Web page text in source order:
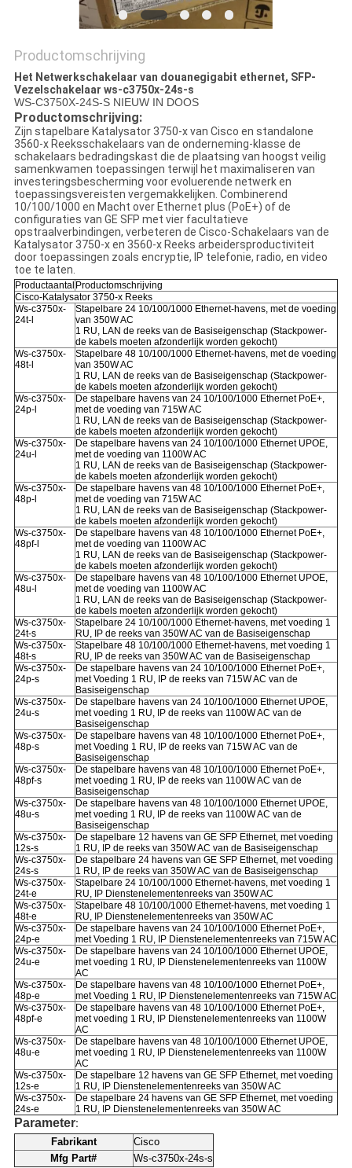
Productomschrijving
Het Netwerkschakelaar van douanegigabit ethernet, SFP-
Vezelschakelaar ws-c3750x-24s-s
WS-C3750X-24S-S NIEUW IN DOOS
Productomschrijving:
Zijn stapelbare Katalysator 3750-x van Cisco en standalone
3560-x Reeksschakelaars van de onderneming-klasse de
schakelaars bedradingskast die de plaatsing van hoogst veilig
samenkwamen toepassingen terwijl het maximaliseren van
investeringsbescherming voor evoluerende netwerk en
toepassingsvereisten vergemakkelijken. Combinerend
10/100/1000 en Macht over Ethernet plus (PoE+) of de
configuraties van GE SFP met vier facultatieve
opstraalverbindingen, verbeteren de Cisco-Schakelaars van de
Katalysator 3750-x en 3560-x Reeks arbeidersproductiviteit
door toepassingen zoals encryptie, IP telefonie, radio, en video
toe te laten.
Productaantal Productomschrijving
Cisco-Katalysator 3750-x Reeks
Ws-c3750x-
24t-l
Stapelbare 24 10/100/1000 Ethernet-havens, met de voeding
van 350W AC
1 RU, LAN de reeks van de Basiseigenschap (Stackpower-
de kabels moeten afzonderlijk worden gekocht)
Ws-c3750x-
48t-l
Stapelbare 48 10/100/1000 Ethernet-havens, met de voeding
van 350W AC
1 RU, LAN de reeks van de Basiseigenschap (Stackpower-
de kabels moeten afzonderlijk worden gekocht)
Ws-c3750x-
24p-l
De stapelbare havens van 24 10/100/1000 Ethernet PoE+,
met de voeding van 715W AC
1 RU, LAN de reeks van de Basiseigenschap (Stackpower-
de kabels moeten afzonderlijk worden gekocht)
Ws-c3750x-
24u-l
De stapelbare havens van 24 10/100/1000 Ethernet UPOE,
met de voeding van 1100W AC
1 RU, LAN de reeks van de Basiseigenschap (Stackpower-
de kabels moeten afzonderlijk worden gekocht)
Ws-c3750x-
48p-l
De stapelbare havens van 48 10/100/1000 Ethernet PoE+,
met de voeding van 715W AC
1 RU, LAN de reeks van de Basiseigenschap (Stackpower-
de kabels moeten afzonderlijk worden gekocht)
Ws-c3750x-
48pf-l
De stapelbare havens van 48 10/100/1000 Ethernet PoE+,
met de voeding van 1100W AC
1 RU, LAN de reeks van de Basiseigenschap (Stackpower-
de kabels moeten afzonderlijk worden gekocht)
Ws-c3750x-
48u-l
De stapelbare havens van 48 10/100/1000 Ethernet UPOE,
met de voeding van 1100W AC
1 RU, LAN de reeks van de Basiseigenschap (Stackpower-
de kabels moeten afzonderlijk worden gekocht)
Ws-c3750x-
24t-s
Stapelbare 24 10/100/1000 Ethernet-havens, met voeding 1
RU, IP de reeks van 350W AC van de Basiseigenschap
Ws-c3750x-
48t-s
Stapelbare 48 10/100/1000 Ethernet-havens, met voeding 1
RU, IP de reeks van 350W AC van de Basiseigenschap
Ws-c3750x-
24p-s
De stapelbare havens van 24 10/100/1000 Ethernet PoE+,
met Voeding 1 RU, IP de reeks van 715W AC van de
Basiseigenschap
Ws-c3750x-
24u-s
De stapelbare havens van 24 10/100/1000 Ethernet UPOE,
met voeding 1 RU, IP de reeks van 1100W AC van de
Basiseigenschap
Ws-c3750x-
48p-s
De stapelbare havens van 48 10/100/1000 Ethernet PoE+,
met Voeding 1 RU, IP de reeks van 715W AC van de
Basiseigenschap
Ws-c3750x-
48pf-s
De stapelbare havens van 48 10/100/1000 Ethernet PoE+,
met voeding 1 RU, IP de reeks van 1100W AC van de
Basiseigenschap
Ws-c3750x-
48u-s
De stapelbare havens van 48 10/100/1000 Ethernet UPOE,
met voeding 1 RU, IP de reeks van 1100W AC van de
Basiseigenschap
Ws-c3750x-
12s-s
De stapelbare 12 havens van GE SFP Ethernet, met voeding
1 RU, IP de reeks van 350W AC van de Basiseigenschap
Ws-c3750x-
24s-s
De stapelbare 24 havens van GE SFP Ethernet, met voeding
1 RU, IP de reeks van 350W AC van de Basiseigenschap
Ws-c3750x-
24t-e
Stapelbare 24 10/100/1000 Ethernet-havens, met voeding 1
RU, IP Dienstenelementenreeks van 350W AC
Ws-c3750x-
48t-e
Stapelbare 48 10/100/1000 Ethernet-havens, met voeding 1
RU, IP Dienstenelementenreeks van 350W AC
Ws-c3750x-
24p-e
De stapelbare havens van 24 10/100/1000 Ethernet PoE+,
met Voeding 1 RU, IP Dienstenelementenreeks van 715W AC
Ws-c3750x-
24u-e
De stapelbare havens van 24 10/100/1000 Ethernet UPOE,
met voeding 1 RU, IP Dienstenelementenreeks van 1100W
AC
Ws-c3750x-
48p-e
De stapelbare havens van 48 10/100/1000 Ethernet PoE+,
met Voeding 1 RU, IP Dienstenelementenreeks van 715W AC
Ws-c3750x-
48pf-e
De stapelbare havens van 48 10/100/1000 Ethernet PoE+,
met voeding 1 RU, IP Dienstenelementenreeks van 1100W
AC
Ws-c3750x-
48u-e
De stapelbare havens van 48 10/100/1000 Ethernet UPOE,
met voeding 1 RU, IP Dienstenelementenreeks van 1100W
AC
Ws-c3750x-
12s-e
De stapelbare 12 havens van GE SFP Ethernet, met voeding
1 RU, IP Dienstenelementenreeks van 350W AC
Ws-c3750x-
24s-e
De stapelbare 24 havens van GE SFP Ethernet, met voeding
1 RU, IP Dienstenelementenreeks van 350W AC
Parameter:
Fabrikant
Cisco
Mfg Part#
Ws-c3750x-24s-s